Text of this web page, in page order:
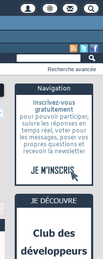
Navigation
Inscrivez-vous
gratuitement
pour pouvoir participer,
suivre les réponses en
temps réel, voter pour
les messages, poser vos
propres questions et
recevoir la newsletter
Recherche avancée